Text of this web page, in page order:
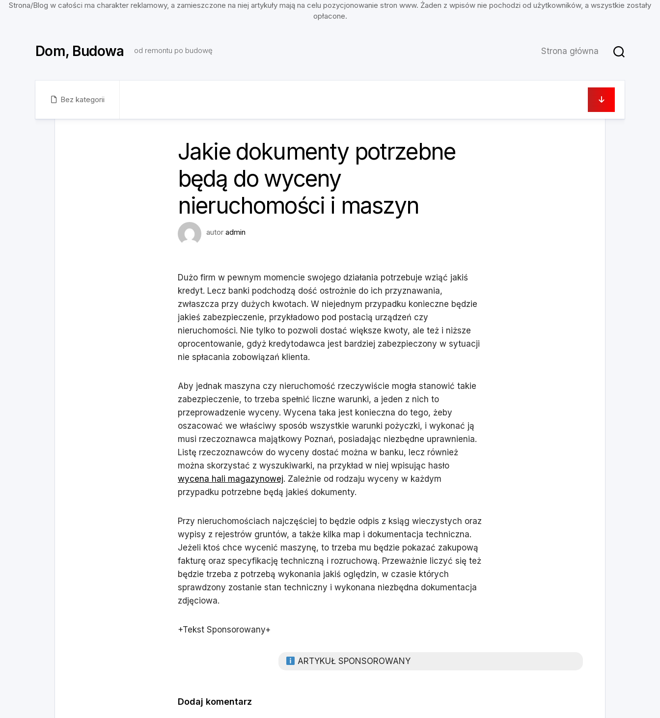
Strona/Blog w całości ma charakter reklamowy, a zamieszczone na niej artykuły mają na celu pozycjonowanie stron www. Żaden z wpisów nie pochodzi od użytkowników, a wszystkie zostały
opłacone.
Dom, Budowa od remontu po budowę Strona główna
Bez kategorii
Jakie dokumenty potrzebne
będą do wyceny
nieruchomości i maszyn
autor admin
Dużo firm w pewnym momencie swojego działania potrzebuje wziąć jakiś
kredyt. Lecz banki podchodzą dość ostrożnie do ich przyznawania,
zwłaszcza przy dużych kwotach. W niejednym przypadku konieczne będzie
jakieś zabezpieczenie, przykładowo pod postacią urządzeń czy
nieruchomości. Nie tylko to pozwoli dostać większe kwoty, ale też i niższe
oprocentowanie, gdyż kredytodawca jest bardziej zabezpieczony w sytuacji
nie spłacania zobowiązań klienta.
Aby jednak maszyna czy nieruchomość rzeczywiście mogła stanowić takie
zabezpieczenie, to trzeba spełnić liczne warunki, a jeden z nich to
przeprowadzenie wyceny. Wycena taka jest konieczna do tego, żeby
oszacować we właściwy sposób wszystkie warunki pożyczki, i wykonać ją
musi rzeczoznawca majątkowy Poznań, posiadając niezbędne uprawnienia.
Listę rzeczoznawców do wyceny dostać można w banku, lecz również
można skorzystać z wyszukiwarki, na przykład w niej wpisując hasło
wycena hali magazynowej. Zależnie od rodzaju wyceny w każdym
przypadku potrzebne będą jakieś dokumenty.
Przy nieruchomościach najczęściej to będzie odpis z ksiąg wieczystych oraz
wypisy z rejestrów gruntów, a także kilka map i dokumentacja techniczna.
Jeżeli ktoś chce wycenić maszynę, to trzeba mu będzie pokazać zakupową
fakturę oraz specyfikację techniczną i rozruchową. Przeważnie liczyć się też
będzie trzeba z potrzebą wykonania jakiś oględzin, w czasie których
sprawdzony zostanie stan techniczny i wykonana niezbędna dokumentacja
zdjęciowa.
+Tekst Sponsorowany+
ARTYKUŁ SPONSOROWANY
Dodaj komentarz